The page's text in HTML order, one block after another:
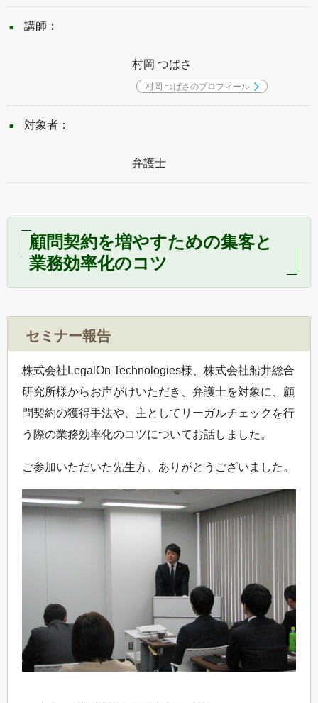
講師：
村岡 つばさ
村岡 つばさのプロフィール
対象者：
弁護士
顧問契約を増やすための集客と
業務効率化のコツ
セミナー報告
株式会社LegalOn Technologies様、株式会社船井総合
研究所様からお声がけいただき、弁護士を対象に、顧
問契約の獲得手法や、主としてリーガルチェックを行
う際の業務効率化のコツについてお話しました。
ご参加いただいた先生方、ありがとうございました。